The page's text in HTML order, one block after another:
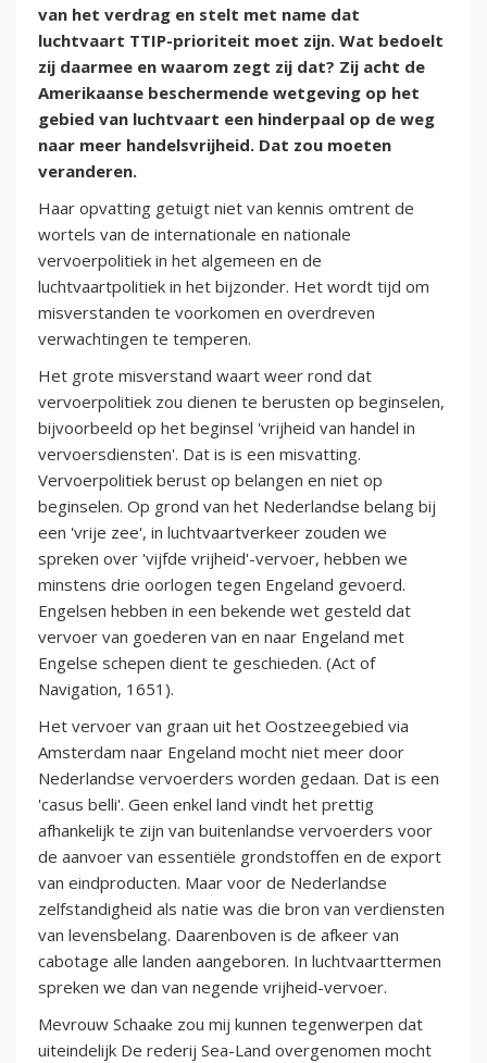
van het verdrag en stelt met name dat
luchtvaart TTIP-prioriteit moet zijn. Wat bedoelt
zij daarmee en waarom zegt zij dat? Zij acht de
Amerikaanse beschermende wetgeving op het
gebied van luchtvaart een hinderpaal op de weg
naar meer handelsvrijheid. Dat zou moeten
veranderen.
Haar opvatting getuigt niet van kennis omtrent de
wortels van de internationale en nationale
vervoerpolitiek in het algemeen en de
luchtvaartpolitiek in het bijzonder. Het wordt tijd om
misverstanden te voorkomen en overdreven
verwachtingen te temperen.
Het grote misverstand waart weer rond dat
vervoerpolitiek zou dienen te berusten op beginselen,
bijvoorbeeld op het beginsel 'vrijheid van handel in
vervoersdiensten'. Dat is is een misvatting.
Vervoerpolitiek berust op belangen en niet op
beginselen. Op grond van het Nederlandse belang bij
een 'vrije zee', in luchtvaartverkeer zouden we
spreken over 'vijfde vrijheid'-vervoer, hebben we
minstens drie oorlogen tegen Engeland gevoerd.
Engelsen hebben in een bekende wet gesteld dat
vervoer van goederen van en naar Engeland met
Engelse schepen dient te geschieden. (Act of
Navigation, 1651).
Het vervoer van graan uit het Oostzeegebied via
Amsterdam naar Engeland mocht niet meer door
Nederlandse vervoerders worden gedaan. Dat is een
'casus belli'. Geen enkel land vindt het prettig
afhankelijk te zijn van buitenlandse vervoerders voor
de aanvoer van essentiële grondstoffen en de export
van eindproducten. Maar voor de Nederlandse
zelfstandigheid als natie was die bron van verdiensten
van levensbelang. Daarenboven is de afkeer van
cabotage alle landen aangeboren. In luchtvaarttermen
spreken we dan van negende vrijheid-vervoer.
Mevrouw Schaake zou mij kunnen tegenwerpen dat
uiteindelijk De rederij Sea-Land overgenomen mocht